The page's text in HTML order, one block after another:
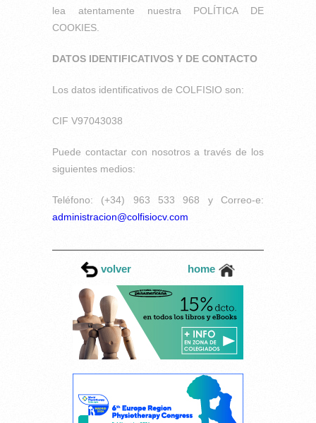
lea atentamente nuestra POLÍTICA DE
COOKIES.
DATOS IDENTIFICATIVOS Y DE CONTACTO
Los datos identificativos de COLFISIO son:
CIF V97043038
Puede contactar con nosotros a través de los
siguientes medios:
Teléfono: (+34) 963 533 968 y Correo-e:
administracion@colfisiocv.com
volver home